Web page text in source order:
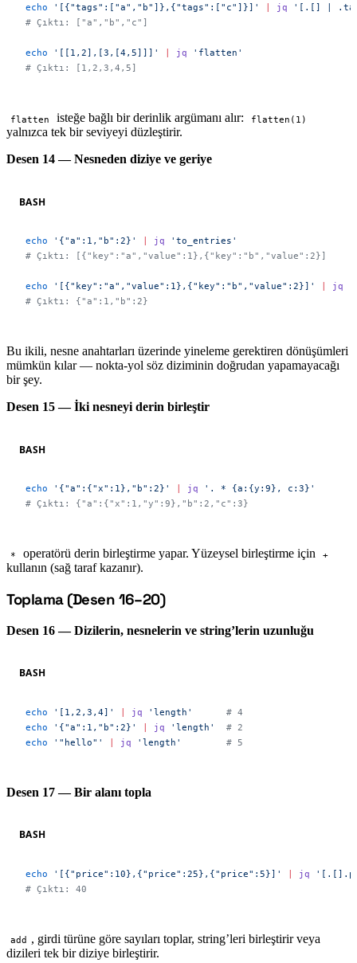
echo '[{"tags":["a","b"]},{"tags":["c"]}]' jq '[.[] |
# Çıktı: ["a","b","c"]
echo '[[1,2],[3,[4,5]]]' jq 'flatten'
# Çıktı: [1,2,3,4,5]
flatten isteğe bağlı bir derinlik argümanı alır: flatten(1)
yalnızca tek bir seviyeyi düzleştirir.
Desen 14 — Nesneden diziye ve geriye
BASH
echo '{"a":1,"b":2}' jq 'to_entries'
# Çıktı: [{"key":"a","value":1},{"key":"b","value":2}]
echo '[{"key":"a","value":1},{"key":"b","value":2}]' jq
# Çıktı: {"a":1,"b":2}
Bu ikili, nesne anahtarları üzerinde yineleme gerektiren dönüşümleri
mümkün kılar — nokta-yol söz diziminin doğrudan yapamayacağı
bir şey.
Desen 15 — İki nesneyi derin birleştir
BASH
echo '{"a":{"x":1},"b":2}' jq '. * {a:{y:9}, c:3}'
# Çıktı: {"a":{"x":1,"y":9},"b":2,"c":3}
* operatörü derin birleştirme yapar. Yüzeysel birleştirme için +
kullanın (sağ taraf kazanır).
#
Toplama (Desen 16–20)
Desen 16 — Dizilerin, nesnelerin ve string’lerin uzunluğu
BASH
echo '[1,2,3,4]' | jq 'length'
      # 4
echo '{"a":1,"b":2}' | jq 'length'
  # 2
echo '"hello"' | jq 'length'
        # 5
Desen 17 — Bir alanı topla
BASH
echo '[{"price":10},{"price":25},{"price":5}]' | jq
# Çıktı: 40
add
, girdi türüne göre sayıları toplar, string’leri birleştirir veya
dizileri tek bir diziye birleştirir.